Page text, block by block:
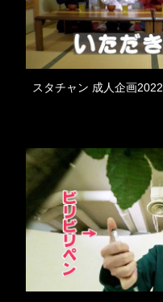
スタチャン 成人企画